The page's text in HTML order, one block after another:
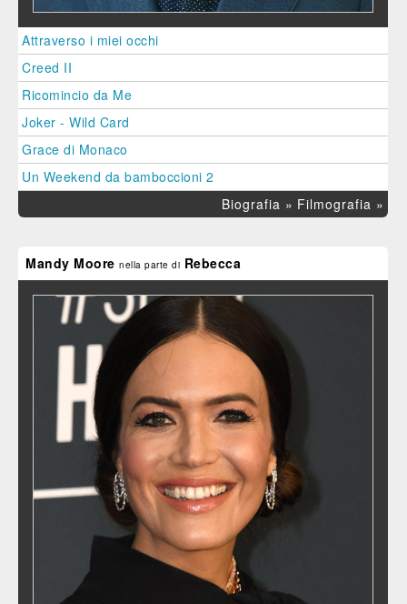
Attraverso i miei occhi
Creed II
Ricomincio da Me
Joker - Wild Card
Grace di Monaco
Un Weekend da bamboccioni 2
Biografia » Filmografia »
Mandy Moore nella parte di Rebecca